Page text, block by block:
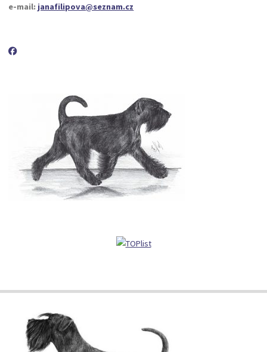
e-mail: janafilipova@seznam.cz